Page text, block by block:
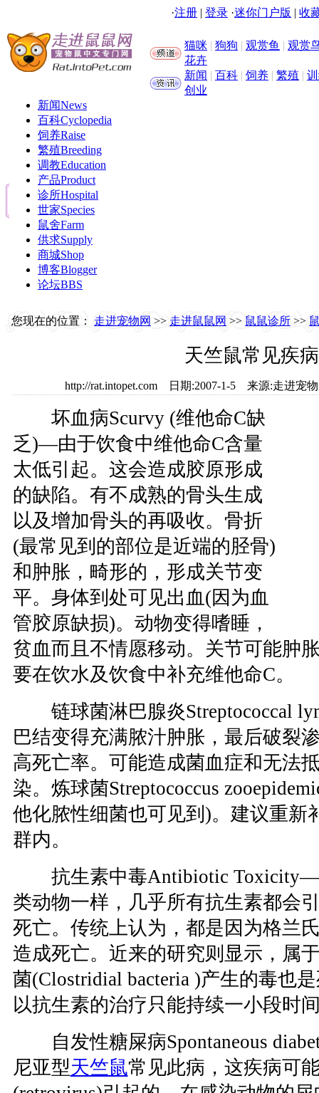
·注册 | 登录 ·迷你门户版 | 收
猫咪 | 狗狗 | 观赏鱼 | 观赏
花卉
新闻 | 百科 | 饲养 | 繁殖 |
创业
新闻News
百科Cyclopedia
饲养Raise
繁殖Breeding
调教Education
产品Product
诊所Hospital
世家Species
鼠舍Farm
供求Supply
商城Shop
博客Blogger
论坛BBS
您现在的位置： 走进宠物网 >> 走进鼠鼠网 >> 鼠鼠诊所 >>
天竺鼠常见疾病
http://rat.intopet.com 日期:2007-1-5 来源:走进
坏血病Scurvy (维他命C缺
乏)—由于饮食中维他命C含量
太低引起。这会造成胶原形成
的缺陷。有不成熟的骨头生成
以及增加骨头的再吸收。骨折
(最常见到的部位是近端的胫骨)
和肿胀，畸形的，形成关节变
平。身体到处可见出血(因为血
管胶原缺损)。动物变得嗜睡，
贫血而且不情愿移动。关节可能肿
要在饮水及饮食中补充维他命C。
链球菌淋巴腺炎Streptococcal
巴结变得充满脓汁肿胀，最后破裂
高死亡率。可能造成菌血症和无法
染。炼球菌Streptococcus
他化脓性细菌也可见到)。建议重新
群内。
抗生素中毒Antibiotic Toxicity—
类动物一样，几乎所有抗生素都会
死亡。传统上认为，都是因为格兰
造成死亡。近来的研究则显示，属
菌(Clostridial bacteria )产生的毒也
以抗生素的治疗只能持续一小段时
自发性糖屎病Spontaneous
尼亚型天竺鼠常见此病，这疾病可